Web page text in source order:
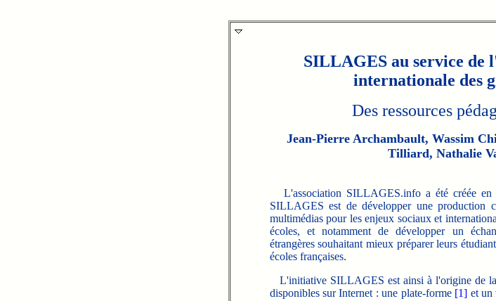
SILLAGES au service de
internationale des
Des ressources
Jean-Pierre Archambault, Wassim
Tilliard, Nathalie
L'association SILLAGES.info a été créée en
SILLAGES est de développer une production
multimédias pour les enjeux sociaux et
écoles, et notamment de développer un
étrangères souhaitant mieux préparer leurs
écoles françaises.
L'initiative SILLAGES est ainsi à l'origine de
disponibles sur Internet : une plate-forme [1] et